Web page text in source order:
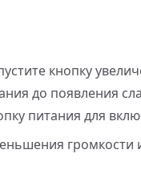
кнопку
до появления
питания для